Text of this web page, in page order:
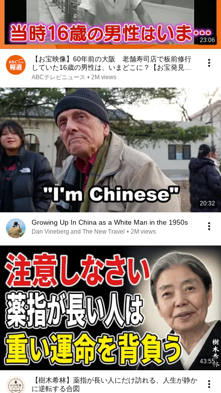
23:06
【お宝映像】60年前の大阪 老舗寿司店で板前修行
していた16歳の男性は、いまどこに？【お宝発見！
関西いまむかし】
ABCテレビニュース • 2M views
20:32
Growing Up In China as a White Man in the 1950s
Dan Vineberg and The New Travel • 2M views
43:55
【樹木希林】薬指が長い人にだけ訪れる、人生が静か
に逆転する合図